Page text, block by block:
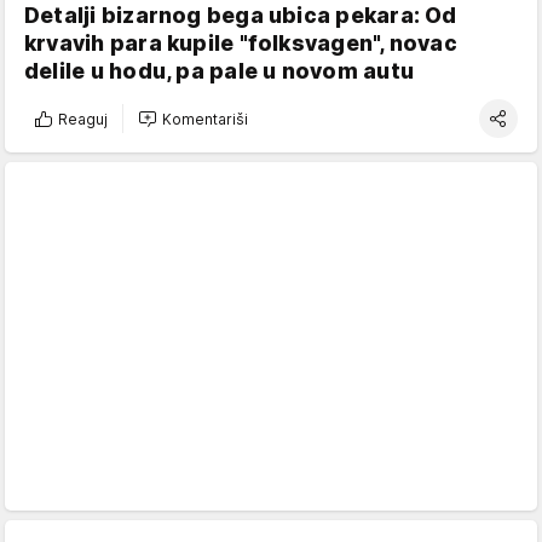
Detalji bizarnog bega ubica pekara: Od
krvavih para kupile "folksvagen", novac
delile u hodu, pa pale u novom autu
Reaguj Komentariši